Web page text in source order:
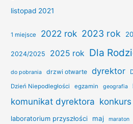
listopad 2021
1 miejsce 2022 rok 2023 rok
2024/2025 2025 rok Dla
do pobrania drzwi otwarte dyrektor
Dzień Niepodległości egzamin geografia
komunikat dyrektora konkurs
laboratorium przyszłości maj maraton